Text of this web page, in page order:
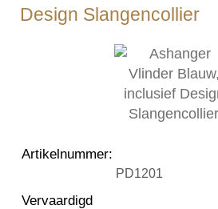
Design Slangencollier
Artikelnummer:
PD1201
Vervaardigd